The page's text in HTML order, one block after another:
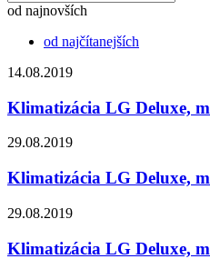
od najnovších
od najčítanejších
14.08.2019
Klimatizácia LG Deluxe,
29.08.2019
Klimatizácia LG Deluxe,
29.08.2019
Klimatizácia LG Deluxe,